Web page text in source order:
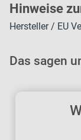
Hinweise
Hersteller / EU
Das sagen